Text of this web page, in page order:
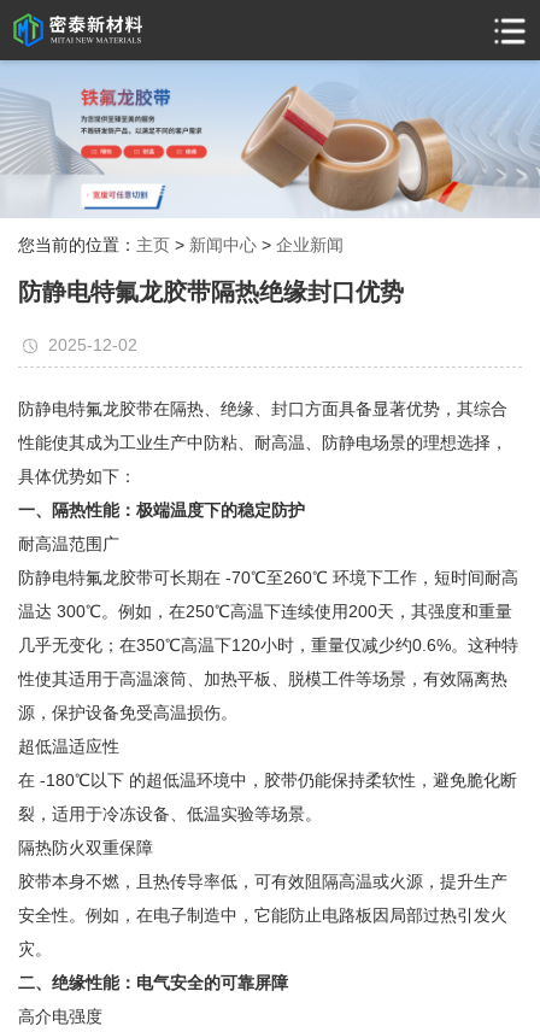
您当前的位置： 主页 > 新闻中心 > 企业新闻
防静电特氟龙胶带隔热绝缘封口优势
2025-12-02
防静电特氟龙胶带在隔热、绝缘、封口方面具备显著优势，其综合
性能使其成为工业生产中防粘、耐高温、防静电场景的理想选择，
具体优势如下：
一、隔热性能：极端温度下的稳定防护
耐高温范围广
防静电特氟龙胶带可长期在 -70℃至260℃ 环境下工作，短时间耐高
温达 300℃。例如，在250℃高温下连续使用200天，其强度和重量
几乎无变化；在350℃高温下120小时，重量仅减少约0.6%。这种特
性使其适用于高温滚筒、加热平板、脱模工件等场景，有效隔离热
源，保护设备免受高温损伤。
超低温适应性
在 -180℃以下 的超低温环境中，胶带仍能保持柔软性，避免脆化断
裂，适用于冷冻设备、低温实验等场景。
隔热防火双重保障
胶带本身不燃，且热传导率低，可有效阻隔高温或火源，提升生产
安全性。例如，在电子制造中，它能防止电路板因局部过热引发火
灾。
二、绝缘性能：电气安全的可靠屏障
高介电强度